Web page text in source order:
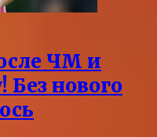
ЧМ и
Без нового